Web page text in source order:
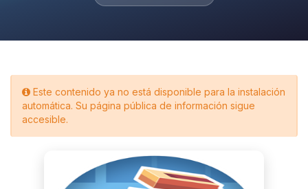
Este contenido ya no está disponible para la instalación
automática. Su página pública de información sigue
accesible.